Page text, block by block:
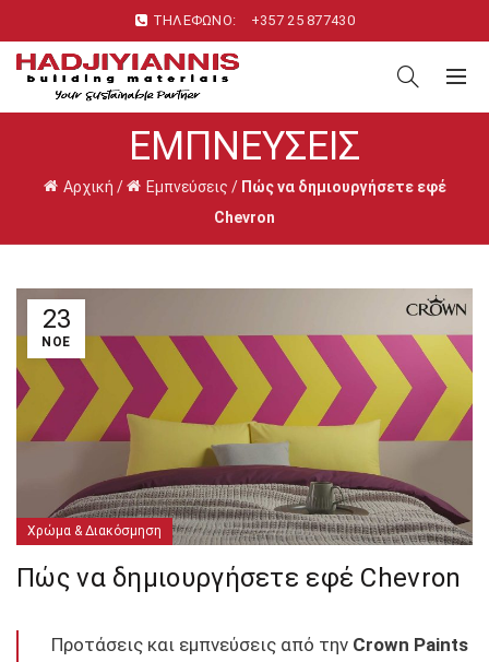
ΤΗΛΕΦΩΝΟ: +357 25 877430
ΕΜΠΝΕΎΣΕΙΣ
Αρχική / Εμπνεύσεις / Πώς να δημιουργήσετε εφέ
Chevron
23
ΝΟΈ
Χρώμα & Διακόσμηση
Πώς να δημιουργήσετε εφέ Chevron
Προτάσεις και εμπνεύσεις από την Crown Paints